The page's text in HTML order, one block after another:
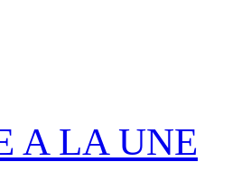
A LA UNE